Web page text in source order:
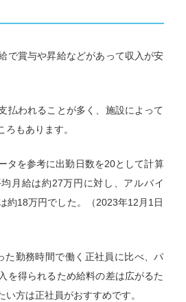
で賞与や昇給などがあって収入が安
払われることが多く、施設によって
ろもあります。
タを参考に出勤日数を20として計算
月給は約27万円に対し、アルバイ
約18万円でした。（2023年12月1日
た勤務時間で働く正社員に比べ、パ
を得られるため給料の差は広がるた
い方は正社員がおすすめです。